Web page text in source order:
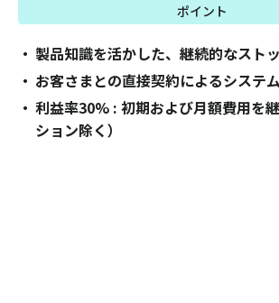
ポイント
製品知識を活かした、継続的なスト
お客さまとの直接契約によるシステ
利益率30% : 初期および月額費用を
ション除く）